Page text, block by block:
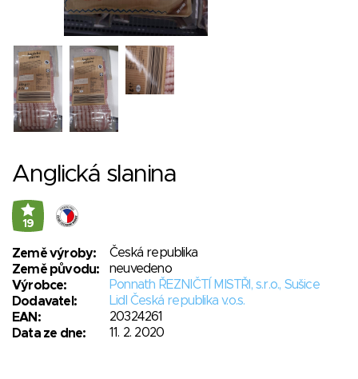
Anglická slanina
19
Země výroby:
Česká republika
Země původu:
neuvedeno
Výrobce:
Ponnath ŘEZNIČTÍ MISTŘI, s.r.o., Sušice
Dodavatel:
Lidl Česká republika v.o.s.
EAN:
20324261
Data ze dne:
11. 2. 2020